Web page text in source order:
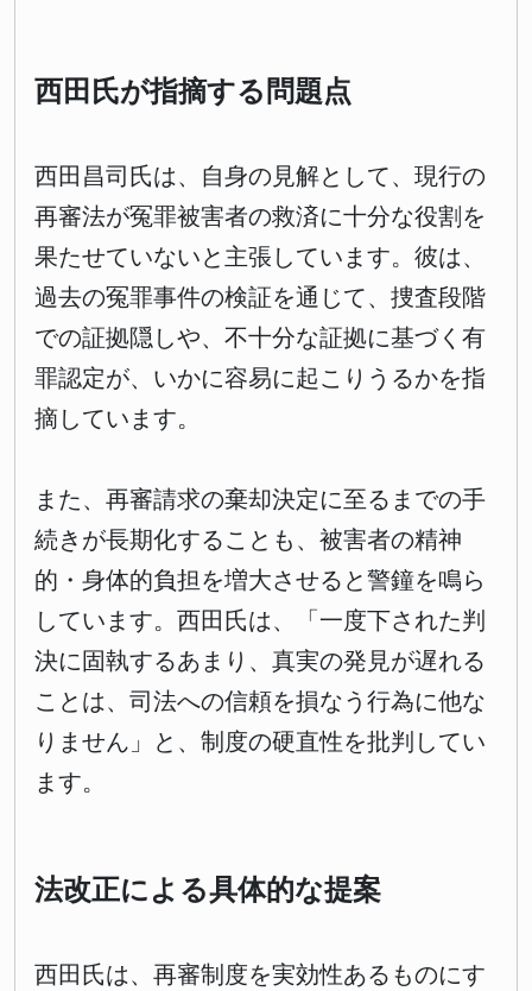
西田氏が指摘する問題点
西田昌司氏は、自身の見解として、現行の
再審法が冤罪被害者の救済に十分な役割を
果たせていないと主張しています。彼は、
過去の冤罪事件の検証を通じて、捜査段階
での証拠隠しや、不十分な証拠に基づく有
罪認定が、いかに容易に起こりうるかを指
摘しています。
また、再審請求の棄却決定に至るまでの手
続きが長期化することも、被害者の精神
的・身体的負担を増大させると警鐘を鳴ら
しています。西田氏は、「一度下された判
決に固執するあまり、真実の発見が遅れる
ことは、司法への信頼を損なう行為に他な
りません」と、制度の硬直性を批判してい
ます。
法改正による具体的な提案
西田氏は、再審制度を実効性あるものにす